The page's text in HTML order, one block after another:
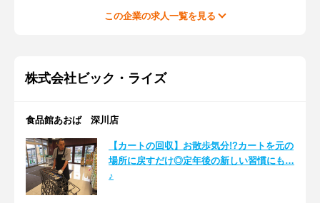
この企業の求人一覧を見る
株式会社ビック・ライズ
食品館あおば 深川店
【カートの回収】お散歩気分!?カートを元の
場所に戻すだけ◎定年後の新しい習慣にも…
♪